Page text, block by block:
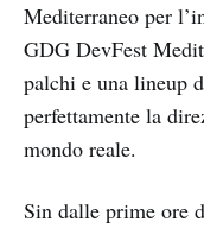
Mediterraneo per
GDG DevFest
palchi e una lineup
perfettamente la
mondo reale.
Sin dalle prime ore